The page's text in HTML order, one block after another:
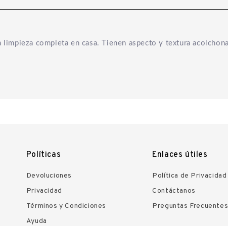
completa en casa. Tienen aspecto y textura
Políticas
Devoluciones
Privacidad
Términos y Condiciones
Ayuda
Enlaces útiles
Política de Privacidad
Contáctanos
Preguntas Frecuentes